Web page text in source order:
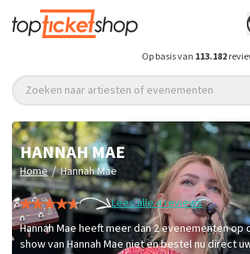
Op basis van 113.182
Zoeken naar artiesten of evenementen
HANNAH MAE
Home / Hannah Mae
Lees alle 4 reviews
Hannah Mae heeft meer dan 2 evenementen op
show van Hannah Mae niet en bestel nu direct